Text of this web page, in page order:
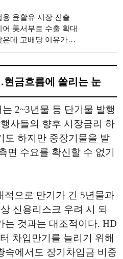
윤활유 시장 진출
美서부로 수출 확대
은데 고배당 이유가…
금흐름에 쏠리는 눈
2~3년물 등 단기물 발행
사들의 향후 시장금리 하
도 하지만 중장기물을 발
면 수요를 확신할 수 없기
으로 만기가 긴 5년물과
신용리스크 우려 시 되
는 것과는 대조적이다. HD
차입만기를 늘리기 위해
속에서도 장기차입금 비중